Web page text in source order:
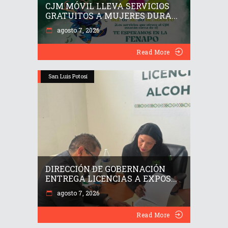
CJM MÓVIL LLEVA SERVICIOS
GRATUITOS A MUJERES DURA...
agosto 7, 2026
Read More
San Luis Potosí
DIRECCIÓN DE GOBERNACIÓN
ENTREGA LICENCIAS A EXPOS...
agosto 7, 2026
Read More